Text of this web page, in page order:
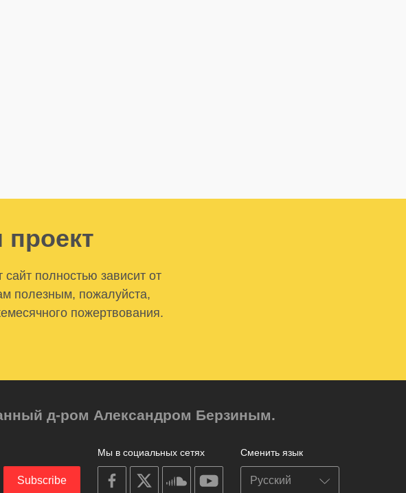
полностью зависит от
полезным, пожалуйста,
пожертвования.
д-ром Александром Берзиным.
Сменить язык
Мы в социальных сетях
on
facebook
on
on
soundcloudyoutube
Subscribe